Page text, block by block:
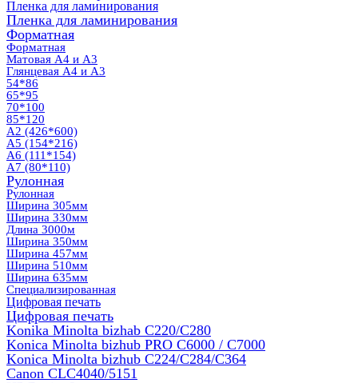
Пленка для ламинирования
Пленка для ламинирования
Форматная
Форматная
Матовая А4 и А3
Глянцевая А4 и А3
54*86
65*95
70*100
85*120
А2 (426*600)
А5 (154*216)
А6 (111*154)
А7 (80*110)
Рулонная
Рулонная
Ширина 305мм
Ширина 330мм
Длина 3000м
Ширина 350мм
Ширина 457мм
Ширина 510мм
Ширина 635мм
Специализированная
Цифровая печать
Цифровая печать
Konika Minolta bizhab C220/C280
Konica Minolta bizhub PRO C6000 / C7000
Konica Minolta bizhub С224/С284/С364
Canon CLC4040/5151